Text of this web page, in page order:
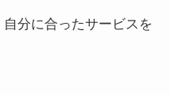
分に合ったサービスを